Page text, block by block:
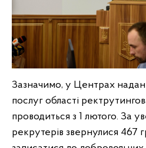
Зазначимо, у Центрах
послуг області
проводиться з 1 лютого. За
рекрутерів звернулися 467